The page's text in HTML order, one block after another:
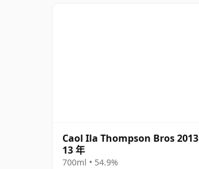
Caol Ila Thompson Bros 2013
13 年
700ml • 54.9%